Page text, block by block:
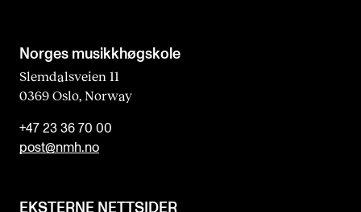
Norges musikk­høgskole
Slemdalsveien 11
0369 Oslo, Norway
+47 23 36 70 00
post@nmh.no
EKSTERNE NETTSIDER